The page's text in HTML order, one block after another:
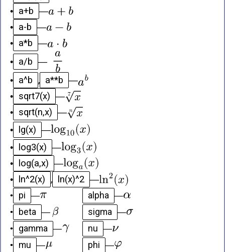
•
a+b —
•
a-b —
•
a*b —
•
a/b —
•
a^b , a**b —
•
sqrt7(x) —
•
sqrt(n,x) —
•
lg(x) —
•
log3(x) —
•
log(a,x) —
•
ln^2(x) , ln(x)^2 —
• pi — alpha
—
•
beta — sigma
—
•
gamma — nu
—
•
mu — phi —